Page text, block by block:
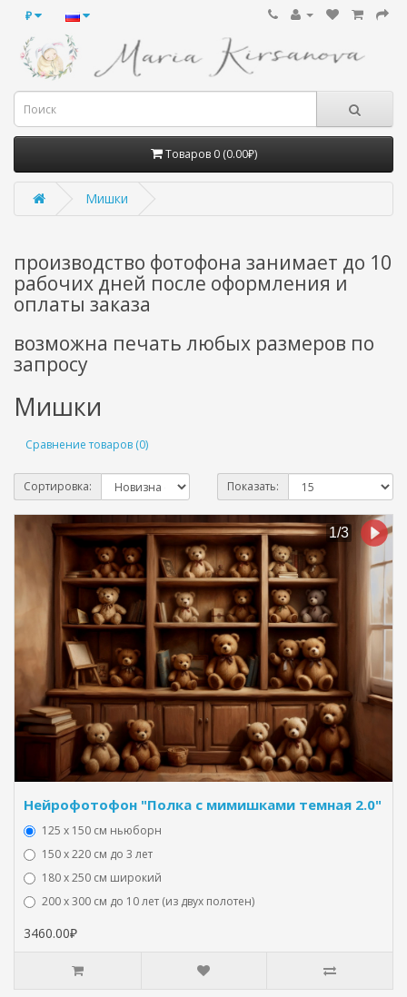
₽
Товаров 0 (0.00₽)
Мишки
производство фотофона занимает до 10
рабочих дней после оформления и
оплаты заказа
возможна печать любых размеров по
запросу
Мишки
Сравнение товаров (0)
Сортировка: Показать:
Нейрофотофон "Полка с мимишками темная 2.0"
125 x 150 см ньюборн
150 х 220 см до 3 лет
180 х 250 см широкий
200 х 300 см до 10 лет (из двух полотен)
3460.00₽